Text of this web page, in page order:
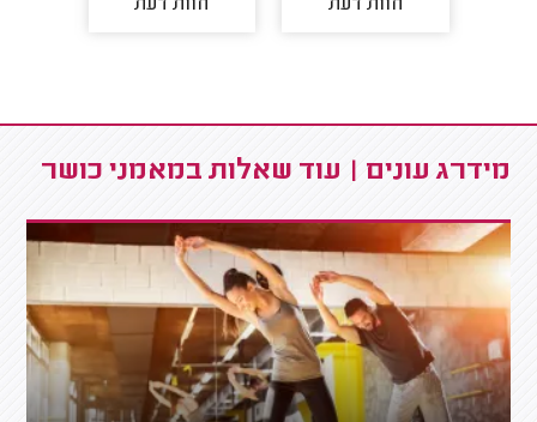
חוות דעת חוות דעת
מידרג עונים | עוד שאלות במאמני כושר